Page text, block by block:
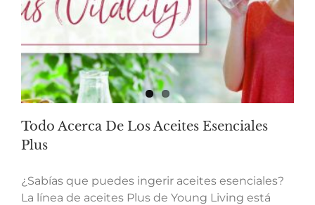
Todo Acerca De Los Aceites Esenciales
Plus
¿Sabías que puedes ingerir aceites esenciales?
La línea de aceites Plus de Young Living está